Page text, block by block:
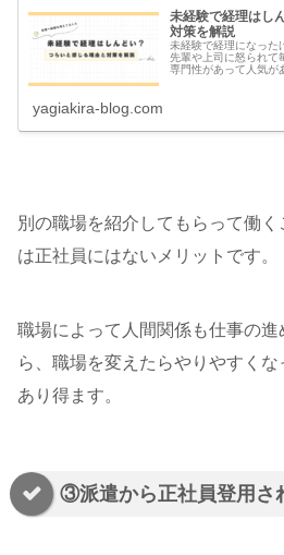
未経験で経理はし
対策を解説
未経験で経理になった
先輩や上司に怒られ
専門性があって人気が
yagiakira-blog.com
別の職場を紹介してもらって働
は正社員にはないメリットです。
職場によって人間関係も仕事の
ら、職場を変えたらやりやすく
あり得ます。
③派遣から正社員登用さ